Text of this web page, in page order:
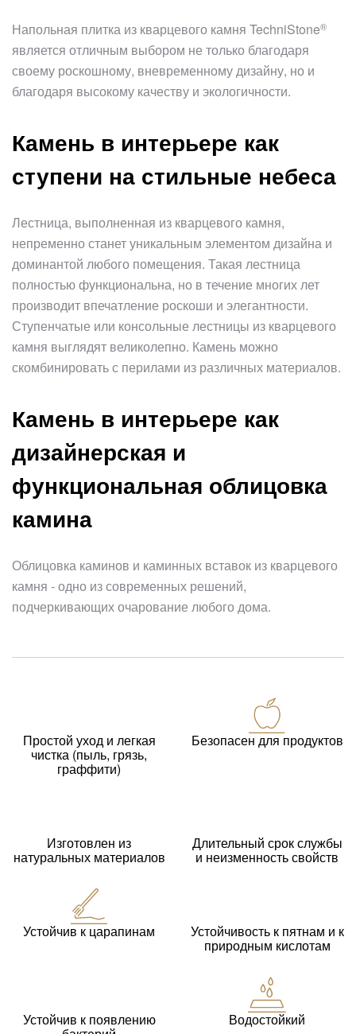
Напольная плитка из кварцевого камня TechniStone®
является отличным выбором не только благодаря
своему роскошному, вневременному дизайну, но и
благодаря высокому качеству и экологичности.
Камень в интерьере как
ступени на стильные небеса
Лестница, выполненная из кварцевого камня,
непременно станет уникальным элементом дизайна и
доминантой любого помещения. Такая лестница
полностью функциональна, но в течение многих лет
производит впечатление роскоши и элегантности.
Ступенчатые или консольные лестницы из кварцевого
камня выглядят великолепно. Камень можно
скомбинировать с перилами из различных материалов.
Камень в интерьере как
дизайнерская и
функциональная облицовка
камина
Облицовка каминов и каминных вставок из кварцевого
камня - одно из современных решений,
подчеркивающих очарование любого дома.
Простой уход и легкая
чистка (пыль, грязь,
граффити)
Безопасен для продуктов
Изготовлен из
натуральных материалов
Длительный срок службы
и неизменность свойств
Устойчив к царапинам Устойчивость к пятнам и к
природным кислотам
Устойчив к появлению Водостойкий